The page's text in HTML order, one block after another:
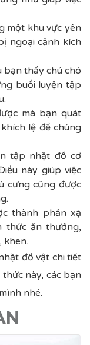
một khu vực yên
ngoại cảnh kích
bạn thấy chú chó
buổi luyện tập
mà bạn quát
lệ để chúng
tập nhặt đồ cơ
này giúp việc
cưng cũng được
thành phản xạ
thức ăn thưởng,
khen.
đồ vật chi tiết
này, các bạn
nhé.